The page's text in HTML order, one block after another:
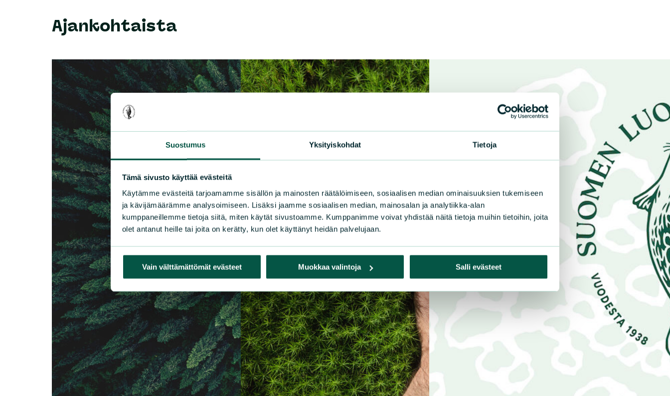
Suostumus Yksityiskohdat Tietoja
Tämä sivusto käyttää evästeitä
Käytämme evästeitä tarjoamamme sisällön ja mainosten räätälöimiseen, sosiaalisen median ominaisuuksien tukemiseen
ja kävijämäärämme analysoimiseen. Lisäksi jaamme sosiaalisen median, mainosalan ja analytiikka-alan
kumppaneillemme tietoja siitä, miten käytät sivustoamme. Kumppanimme voivat yhdistää näitä tietoja muihin tietoihin, joita
olet antanut heille tai joita on kerätty, kun olet käyttänyt heidän palvelujaan.
Vain välttämättömät evästeet Muokkaa valintoja Salli evästeet
Ajankohtaista